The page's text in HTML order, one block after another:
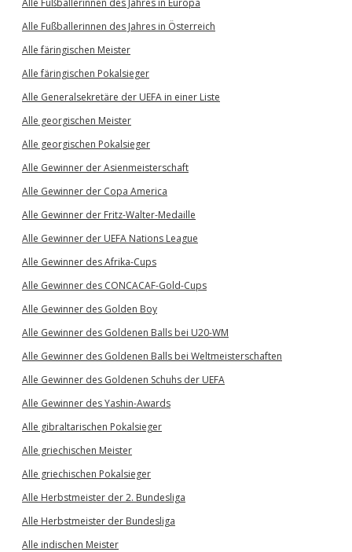
Alle Fußballerinnen des Jahres in Europa
Alle Fußballerinnen des Jahres in Österreich
Alle färingischen Meister
Alle färingischen Pokalsieger
Alle Generalsekretäre der UEFA in einer Liste
Alle georgischen Meister
Alle georgischen Pokalsieger
Alle Gewinner der Asienmeisterschaft
Alle Gewinner der Copa America
Alle Gewinner der Fritz-Walter-Medaille
Alle Gewinner der UEFA Nations League
Alle Gewinner des Afrika-Cups
Alle Gewinner des CONCACAF-Gold-Cups
Alle Gewinner des Golden Boy
Alle Gewinner des Goldenen Balls bei U20-WM
Alle Gewinner des Goldenen Balls bei Weltmeisterschaften
Alle Gewinner des Goldenen Schuhs der UEFA
Alle Gewinner des Yashin-Awards
Alle gibraltarischen Pokalsieger
Alle griechischen Meister
Alle griechischen Pokalsieger
Alle Herbstmeister der 2. Bundesliga
Alle Herbstmeister der Bundesliga
Alle indischen Meister